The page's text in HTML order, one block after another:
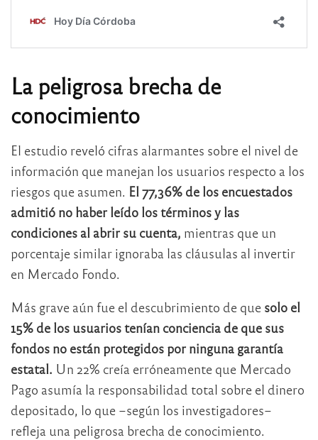
La peligrosa brecha de
conocimiento
El estudio reveló cifras alarmantes sobre el nivel de
información que manejan los usuarios respecto a los
riesgos que asumen. El 77,36% de los encuestados
admitió no haber leído los términos y las
condiciones al abrir su cuenta, mientras que un
porcentaje similar ignoraba las cláusulas al invertir
en Mercado Fondo.
Más grave aún fue el descubrimiento de que solo el
15% de los usuarios tenían conciencia de que sus
fondos no están protegidos por ninguna garantía
estatal. Un 22% creía erróneamente que Mercado
Pago asumía la responsabilidad total sobre el dinero
depositado, lo que –según los investigadores–
refleja una peligrosa brecha de conocimiento.